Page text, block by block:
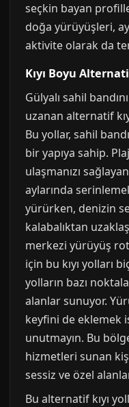
seçkin bayan
doğa yürüyüşleri,
aktivite olarak da
Kıyı Boyu
Gülyalı sahil
uzanan alternatif
Bu yollar, sahil
bir yapıya sahip.
ulaşmanızı
aylarında
yürürken, denizin
kalabalıktan
merkezi yürüyüş
için bu kıyı yolları
yolların bazı
alanlar sunuyor.
keyfini de eklemek
unutmayın. Bu
hizmetleri sunan
sessiz ve özel
Bu alternatif kıyı